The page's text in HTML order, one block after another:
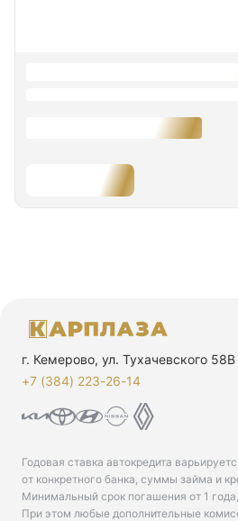
г. Кемерово, ул. Тухачевского 58В
+7 (384) 223-26-14‬
Годовая ставка автокредита
от конкретного банка, суммы займа и
Минимальный срок погашения от 1
При этом любые дополнительные